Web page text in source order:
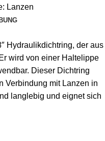
Lanzen
Hydraulikdichtring, der aus
wird von einer Haltelippe
Dieser Dichtring
Verbindung mit Lanzen in
langlebig und eignet sich